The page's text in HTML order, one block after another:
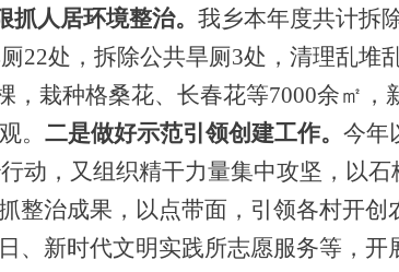
人居环境整治。 我乡本年度共计拆
22处，拆除公共旱厕3处，清理乱堆
，栽种格桑花、长春花等7000余㎡，
。 二是做好示范引领创建工作。 今年
动，又组织精干力量集中攻坚，以石
整治成果，以点带面，引领各村开
、新时代文明实践所志愿服务等，